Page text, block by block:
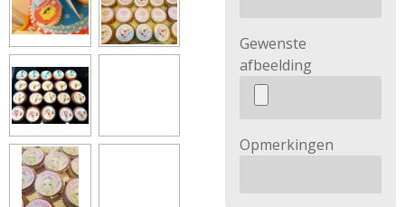
Gewenste
afbeelding
Opmerkingen